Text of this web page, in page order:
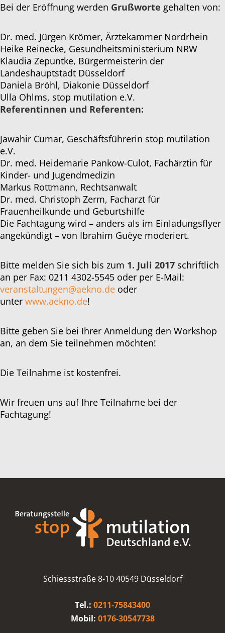
Bei der Eröffnung werden Grußworte gehalten von:
Dr. med. Jürgen Krömer, Ärztekammer Nordrhein
Heike Reinecke, Gesundheitsministerium NRW
Klaudia Zepuntke, Bürgermeisterin der
Landeshauptstadt Düsseldorf
Daniela Bröhl, Diakonie Düsseldorf
Ulla Ohlms, stop mutilation e.V.
Referentinnen und Referenten:
Jawahir Cumar, Geschäftsführerin stop mutilation
e.V.
Dr. med. Heidemarie Pankow-Culot, Fachärztin für
Kinder- und Jugendmedizin
Markus Rottmann, Rechtsanwalt
Dr. med. Christoph Zerm, Facharzt für
Frauenheilkunde und Geburtshilfe
Die Fachtagung wird – anders als im Einladungsflyer
angekündigt – von Ibrahim Guèye moderiert.
Bitte melden Sie sich bis zum 1. Juli 2017 schriftlich
an per Fax: 0211 4302-5545 oder per E-Mail:
veranstaltungen@aekno.de oder
unter www.aekno.de!
Bitte geben Sie bei Ihrer Anmeldung den Workshop
an, an dem Sie teilnehmen möchten!
Die Teilnahme ist kostenfrei.
Wir freuen uns auf Ihre Teilnahme bei der
Fachtagung!
Schiessstraße 8-10 40549 Düsseldorf
Tel.: 0211-75843400
Mobil: 0176-30547738